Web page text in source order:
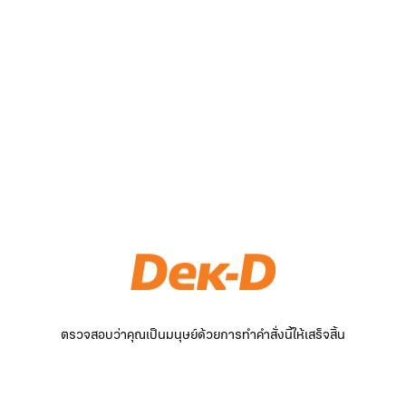
ตรวจสอบว่าคุณเป็นมนุษย์ด้วยการทำคำสั่งนี้ให้เสร็จสิ้น